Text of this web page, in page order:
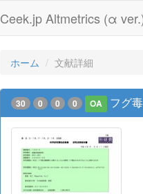
Ceek.jp Altmetrics (α
ホーム 文献詳細
30 0 0 0 OA フグ